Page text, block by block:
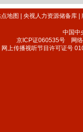
地图 |央视人力资源储备库 |
中国中
京ICP证060535号 网络
网上传播视听节目许可证号